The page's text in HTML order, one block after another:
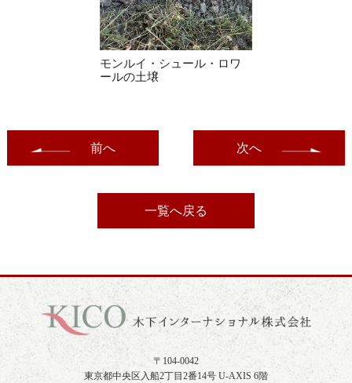
モンルイ・シュール・ロワ
ールの土壌
前へ
一覧へ戻る
次へ
〒104-0042
東京都中央区入船2丁目2番14号 U-AXIS 6階